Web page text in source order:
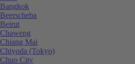
Bangkok
Beerscheba
Beirut
Chaweng
Chiang Mai
Chiyoda (Tokyo)
Chuo City